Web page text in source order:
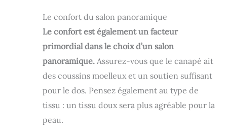
Le confort du salon panoramique
Le confort est également un facteur
primordial dans le choix d’un salon
panoramique. Assurez-vous que le canapé ait
des coussins moelleux et un soutien suffisant
pour le dos. Pensez également au type de
tissu : un tissu doux sera plus agréable pour la
peau.